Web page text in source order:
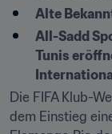
Alte
All-Sadd
Tunis
Die FIFA Klub-
dem Einstieg